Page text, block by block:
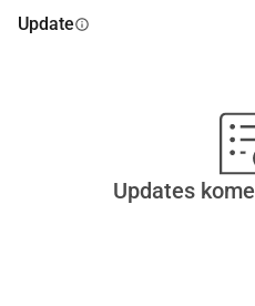
Updateinfo
Updates